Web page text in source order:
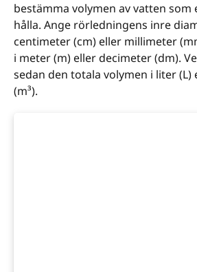
bestämma volymen av vatten
hålla. Ange rörledningens inre
centimeter (cm) eller millimeter
i meter (m) eller decimeter (dm).
sedan den totala volymen i liter
(m³).